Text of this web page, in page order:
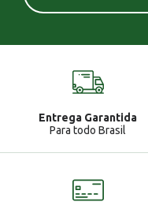
Entrega Garantida
Para todo Brasil
Você tem uma
Ga Atendimento
Gabrielle